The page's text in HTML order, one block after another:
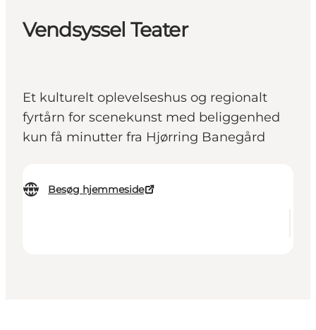
Vendsyssel Teater
Et kulturelt oplevelseshus og regionalt
fyrtårn for scenekunst med beliggenhed
kun få minutter fra Hjørring Banegård
Besøg hjemmeside